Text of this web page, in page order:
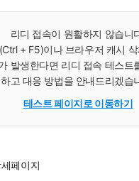
리디 접속이 원활하지 않습니
+ F5)이나 브라우저 캐시
발생한다면 리디 접속 테스트
하고 대응 방법을 안내드리겠습
테스트 페이지로 이동하기
페이지